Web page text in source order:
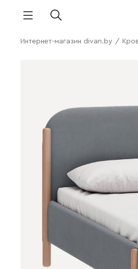
Интернет-магазин divan.by /